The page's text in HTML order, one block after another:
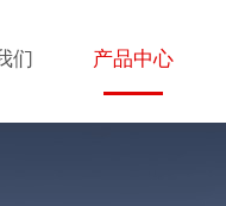
们 产品中心